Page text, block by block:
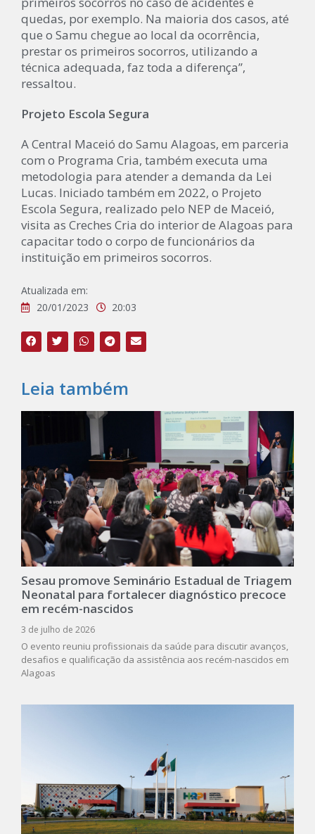
quedas, por exemplo. Na maioria dos casos, até
que o Samu chegue ao local da ocorrência,
prestar os primeiros socorros, utilizando a
técnica adequada, faz toda a diferença”,
ressaltou.
Projeto Escola Segura
A Central Maceió do Samu Alagoas, em parceria
com o Programa Cria, também executa uma
metodologia para atender a demanda da Lei
Lucas. Iniciado também em 2022, o Projeto
Escola Segura, realizado pelo NEP de Maceió,
visita as Creches Cria do interior de Alagoas para
capacitar todo o corpo de funcionários da
instituição em primeiros socorros.
Atualizada em:
20/01/2023
20:03
Leia também
Sesau promove Seminário Estadual de Triagem
Neonatal para fortalecer diagnóstico precoce
em recém-nascidos
3 de julho de 2026
O evento reuniu profissionais da saúde para discutir avanços,
desafios e qualificação da assistência aos recém-nascidos em
Alagoas